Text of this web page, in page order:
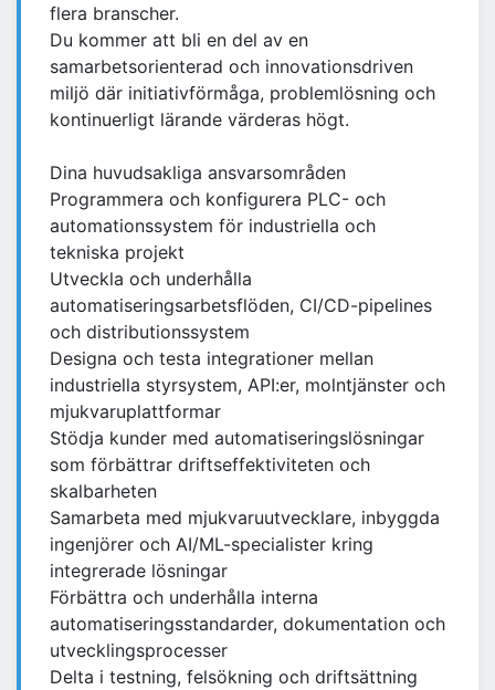
flera branscher.
Du kommer att bli en del av en
samarbetsorienterad och innovationsdriven
miljö där initiativförmåga, problemlösning och
kontinuerligt lärande värderas högt.
Dina huvudsakliga ansvarsområden
Programmera och konfigurera PLC- och
automationssystem för industriella och
tekniska projekt
Utveckla och underhålla
automatiseringsarbetsflöden, CI/CD-pipelines
och distributionssystem
Designa och testa integrationer mellan
industriella styrsystem, API:er, molntjänster och
mjukvaruplattformar
Stödja kunder med automatiseringslösningar
som förbättrar driftseffektiviteten och
skalbarheten
Samarbeta med mjukvaruutvecklare, inbyggda
ingenjörer och AI/ML-specialister kring
integrerade lösningar
Förbättra och underhålla interna
automatiseringsstandarder, dokumentation och
utvecklingsprocesser
Delta i testning, felsökning och driftsättning